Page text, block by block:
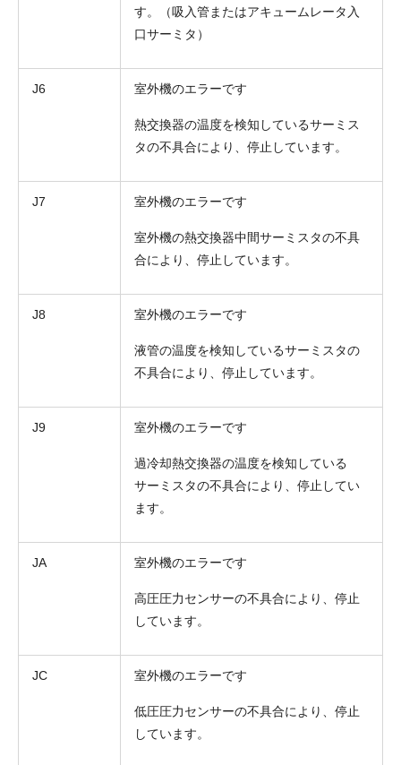
す。（吸入管またはアキュームレータ入
口サーミタ）
J6 室外機のエラーです
熱交換器の温度を検知しているサーミス
タの不具合により、停止しています。
J7 室外機のエラーです
室外機の熱交換器中間サーミスタの不具
合により、停止しています。
J8 室外機のエラーです
液管の温度を検知しているサーミスタの
不具合により、停止しています。
J9 室外機のエラーです
過冷却熱交換器の温度を検知している
サーミスタの不具合により、停止してい
ます。
JA 室外機のエラーです
高圧圧力センサーの不具合により、停止
しています。
JC 室外機のエラーです
低圧圧力センサーの不具合により、停止
しています。